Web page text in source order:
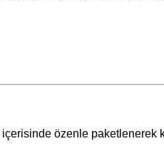
özenle paketlenerek